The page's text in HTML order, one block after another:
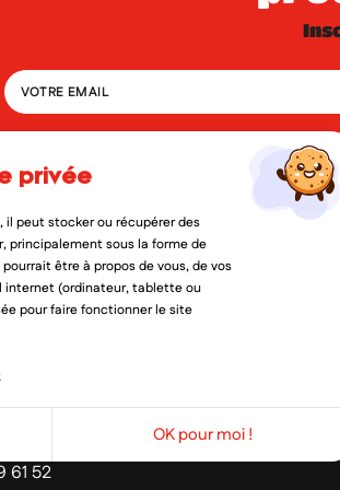
En soumettant ce formulaire, j'accepte que
qui peut en découler. Vous référer à la
Oui, je veux découvrir les nouveautés,
61 52
Qui
privée
il peut stocker ou récupérer des
principalement sous la forme de
être à propos de vous, de vos
internet (ordinateur, tablette ou
pour faire fonctionner le site
OK pour moi !